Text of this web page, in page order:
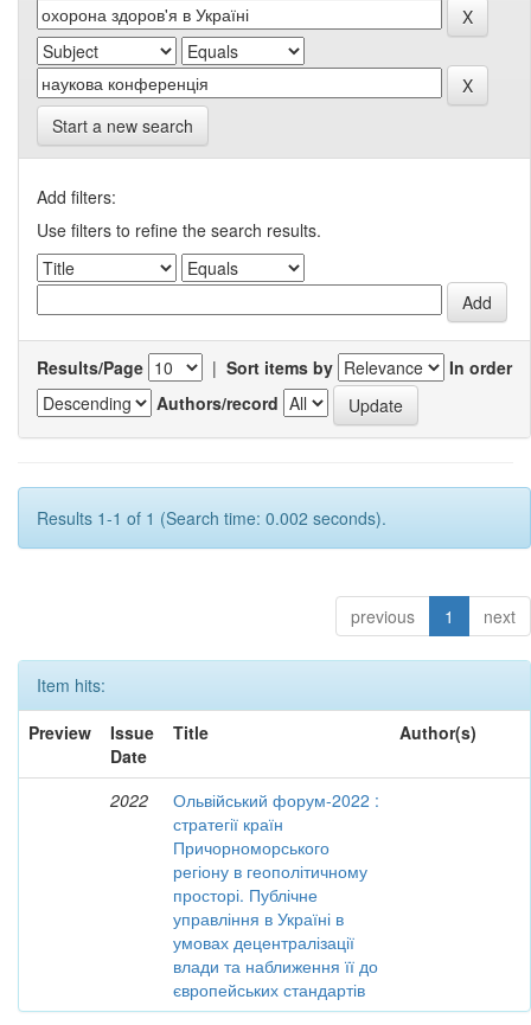
Start a new search
Add filters:
Use filters to refine the search results.
Results/Page | Sort items by
In order
Authors/record
Results 1-1 of 1 (Search time: 0.002 seconds).
previous 1 next
Item hits:
Preview
Issue
Date
Title Author(s)
2022
Ольвійський форум-2022 :
стратегії країн
Причорноморського
регіону в геополітичному
просторі. Публічне
управління в Україні в
умовах децентралізації
влади та наближення її до
європейських стандартів